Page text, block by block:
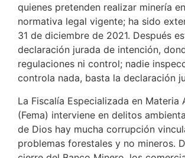
quienes pretenden realizar minería
normativa legal vigente; ha sido
31 de diciembre de 2021. Después
declaración jurada de intención,
regulaciones ni control; nadie
controla nada, basta la declaración
La Fiscalía Especializada en Materia
(Fema) interviene en delitos
de Dios hay mucha corrupción
problemas forestales y no mineros.